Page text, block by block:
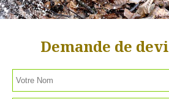
Demande de